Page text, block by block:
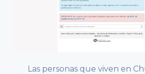
Las personas que viven en